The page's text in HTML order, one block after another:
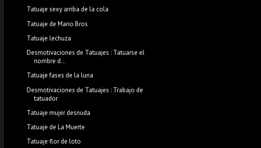
Tatuaje sexy arriba de la cola
Tatuaje de Mario Bros
Tatuaje lechuza
Desmotivaciones de Tatuajes : Tatuarse el
nombre d...
Tatuaje fases de la luna
Desmotivaciones de Tatuajes : Trabajo de
tatuador
Tatuaje mujer desnuda
Tatuaje de La Muerte
Tatuaje flor de loto